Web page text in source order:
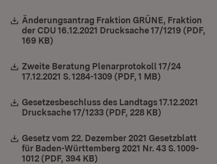
Download:
Änderungsantrag Fraktion GRÜNE, Fraktion
der CDU 16.12.2021 Drucksache 17/1219 (PDF,
169 KB)
Download:
Zweite Beratung Plenarprotokoll 17/24
17.12.2021 S. 1284-1309 (PDF, 1 MB)
Download:
Gesetzesbeschluss des Landtags 17.12.2021
Drucksache 17/1233 (PDF, 228 KB)
Download:
Gesetz vom 22. Dezember 2021 Gesetzblatt
für Baden-Württemberg 2021 Nr. 43 S. 1009-
1012 (PDF, 394 KB)